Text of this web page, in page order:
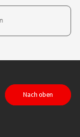
LinkedIn
Nach oben